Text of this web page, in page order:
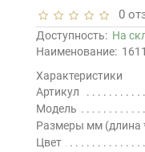
0
Доступность: На
Наименование:
Характеристики
Артикул
Модель
Размеры мм (длина
Цвет